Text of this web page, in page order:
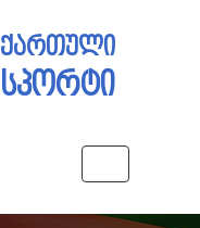
ქართული
სპორტი
navigation